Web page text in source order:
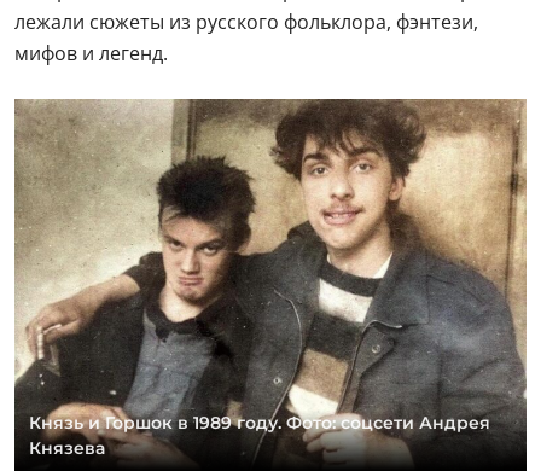
лежали сюжеты из русского фольклора, фэнтези,
мифов и легенд.
Князь и Горшок в 1989 году. Фото: соцсети Андрея
Князева